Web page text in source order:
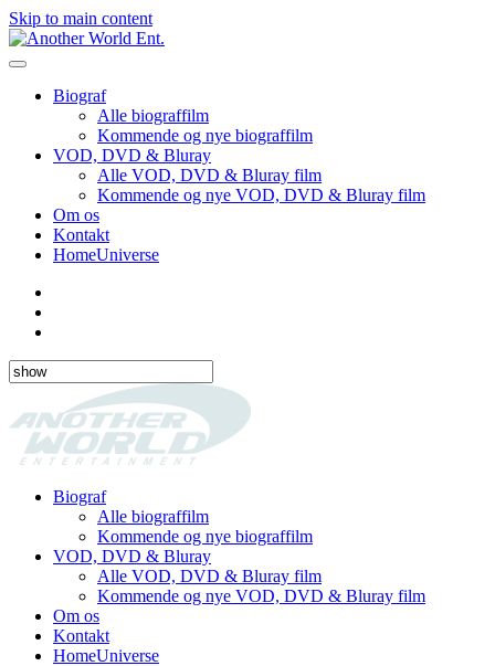
Skip to main content
Biograf
Alle biograffilm
Kommende og nye biograffilm
VOD, DVD & Bluray
Alle VOD, DVD & Bluray film
Kommende og nye VOD, DVD & Bluray film
Om os
Kontakt
HomeUniverse
Biograf
Alle biograffilm
Kommende og nye biograffilm
VOD, DVD & Bluray
Alle VOD, DVD & Bluray film
Kommende og nye VOD, DVD & Bluray film
Om os
Kontakt
HomeUniverse